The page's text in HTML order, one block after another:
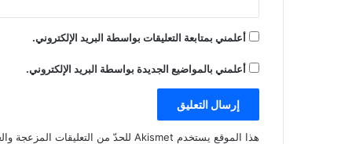
أعلمني بمتابعة التعليقات بواسطة البريد الإلكتروني.
أعلمني بالمواضيع الجديدة بواسطة البريد الإلكتروني.
هذا الموقع يستخدم Akismet للحدّ من التعليقات المزعجة والغير مرغوبة.